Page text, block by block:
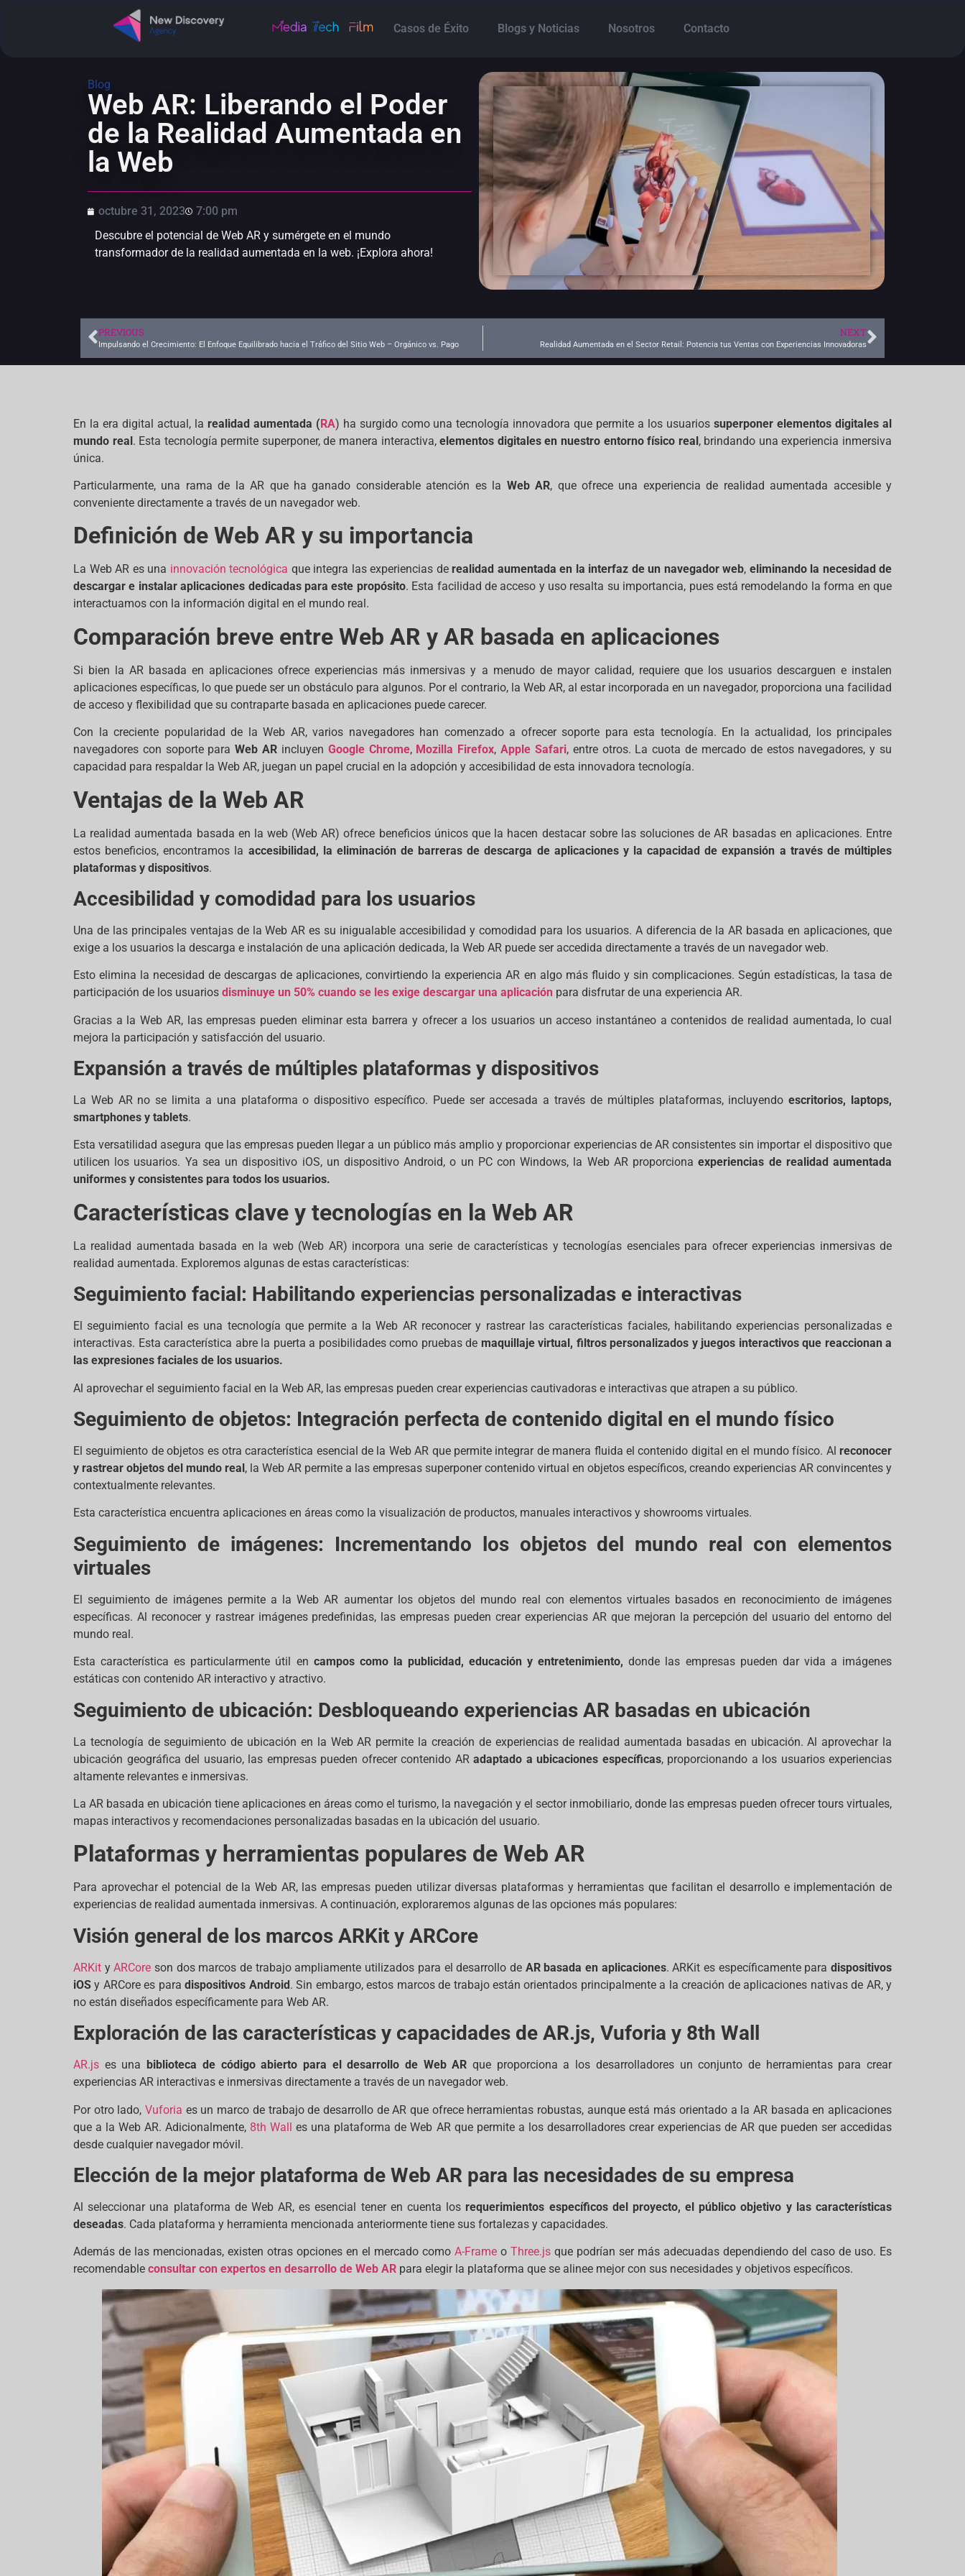
Casos de Éxito Blogs y Noticias Nosotros Contacto
Blog
Web AR: Liberando el Poder
de la Realidad Aumentada en
la Web
octubre 31, 2023
7:00 pm
Descubre el potencial de Web AR y sumérgete en el mundo
transformador de la realidad aumentada en la web. ¡Explora ahora!
PREVIOUS
Impulsando el Crecimiento: El Enfoque Equilibrado hacia el Tráfico del Sitio Web – Orgánico vs. Pago
NEXT
Realidad Aumentada en el Sector Retail: Potencia tus Ventas con Experiencias Innovadoras
En la era digital actual, la realidad aumentada (RA) ha surgido como una tecnología innovadora que permite a los usuariossuperponer elementos digitales al
mundo real. Esta tecnología permite superponer, de manera interactiva,elementos digitales en nuestro entorno físico real, brindando una experiencia inmersiva
única.
Particularmente, una rama de la AR que ha ganado considerable atención es la Web AR, que ofrece una experiencia de realidad aumentada accesible y
conveniente directamente a través de un navegador web.
Definición de Web AR y su importancia
La Web AR es una innovación tecnológica que integra las experiencias de realidad aumentada en la interfaz de un navegador web, eliminando la necesidad de
descargar e instalar aplicaciones dedicadas para este propósito. Esta facilidad de acceso y uso resalta su importancia, pues está remodelando la forma en que
interactuamos con la información digital en el mundo real.
Comparación breve entre Web AR y AR basada en aplicaciones
Si bien la AR basada en aplicaciones ofrece experiencias más inmersivas y a menudo de mayor calidad, requiere que los usuarios descarguen e instalen
aplicaciones específicas, lo que puede ser un obstáculo para algunos. Por el contrario, la Web AR, al estar incorporada en un navegador, proporciona una facilidad
de acceso y flexibilidad que su contraparte basada en aplicaciones puede carecer.
Con la creciente popularidad de la Web AR, varios navegadores han comenzado a ofrecer soporte para esta tecnología. En la actualidad, los principales
navegadores con soporte paraWeb AR incluyen Google Chrome, Mozilla Firefox,Apple Safari, entre otros. La cuota de mercado de estos navegadores, y su
capacidad para respaldar la Web AR, juegan un papel crucial en la adopción y accesibilidad de esta innovadora tecnología.
Ventajas de la Web AR
La realidad aumentada basada en la web (Web AR) ofrece beneficios únicos que la hacen destacar sobre las soluciones de AR basadas en aplicaciones. Entre
estos beneficios, encontramos la accesibilidad, la eliminación de barreras de descarga de aplicaciones y la capacidad de expansión a través de múltiples
plataformas y dispositivos.
Accesibilidad y comodidad para los usuarios
Una de las principales ventajas de la Web AR es su inigualable accesibilidad y comodidad para los usuarios. A diferencia de la AR basada en aplicaciones, que
exige a los usuarios la descarga e instalación de una aplicación dedicada, la Web AR puede ser accedida directamente a través de un navegador web.
Esto elimina la necesidad de descargas de aplicaciones, convirtiendo la experiencia AR en algo más fluido y sin complicaciones. Según estadísticas, la tasa de
participación de los usuarios disminuye un 50% cuando se les exige descargar una aplicación para disfrutar de una experiencia AR.
Gracias a la Web AR, las empresas pueden eliminar esta barrera y ofrecer a los usuarios un acceso instantáneo a contenidos de realidad aumentada, lo cual
mejora la participación y satisfacción del usuario.
Expansión a través de múltiples plataformas y dispositivos
La Web AR no se limita a una plataforma o dispositivo específico. Puede ser accesada a través de múltiples plataformas, incluyendoescritorios, laptops,
smartphones y tablets.
Esta versatilidad asegura que las empresas pueden llegar a un público más amplio y proporcionar experiencias de AR consistentes sin importar el dispositivo que
utilicen los usuarios. Ya sea un dispositivo iOS, un dispositivo Android, o un PC con Windows, la Web AR proporcionaexperiencias de realidad aumentada
uniformes y consistentes para todos los usuarios.
Características clave y tecnologías en la Web AR
La realidad aumentada basada en la web (Web AR) incorpora una serie de características y tecnologías esenciales para ofrecer experiencias inmersivas de
realidad aumentada. Exploremos algunas de estas características:
Seguimiento facial: Habilitando experiencias personalizadas e interactivas
El seguimiento facial es una tecnología que permite a la Web AR reconocer y rastrear las características faciales, habilitando experiencias personalizadas e
interactivas. Esta característica abre la puerta a posibilidades como pruebas de maquillaje virtual, filtros personalizados y juegos interactivos que reaccionan a
las expresiones faciales de los usuarios.
Al aprovechar el seguimiento facial en la Web AR, las empresas pueden crear experiencias cautivadoras e interactivas que atrapen a su público.
Seguimiento de objetos: Integración perfecta de contenido digital en el mundo físico
El seguimiento de objetos es otra característica esencial de la Web AR que permite integrar de manera fluida el contenido digital en el mundo físico. Al reconocer
y rastrear objetos del mundo real, la Web AR permite a las empresas superponer contenido virtual en objetos específicos, creando experiencias AR convincentes y
contextualmente relevantes.
Esta característica encuentra aplicaciones en áreas como la visualización de productos, manuales interactivos y showrooms virtuales.
Seguimiento de imágenes: Incrementando los objetos del mundo real con elementos
virtuales
El seguimiento de imágenes permite a la Web AR aumentar los objetos del mundo real con elementos virtuales basados en reconocimiento de imágenes
específicas. Al reconocer y rastrear imágenes predefinidas, las empresas pueden crear experiencias AR que mejoran la percepción del usuario del entorno del
mundo real.
Esta característica es particularmente útil en campos como la publicidad, educación y entretenimiento,donde las empresas pueden dar vida a imágenes
estáticas con contenido AR interactivo y atractivo.
Seguimiento de ubicación: Desbloqueando experiencias AR basadas en ubicación
La tecnología de seguimiento de ubicación en la Web AR permite la creación de experiencias de realidad aumentada basadas en ubicación. Al aprovechar la
ubicación geográfica del usuario, las empresas pueden ofrecer contenido AR adaptado a ubicaciones específicas, proporcionando a los usuarios experiencias
altamente relevantes e inmersivas.
La AR basada en ubicación tiene aplicaciones en áreas como el turismo, la navegación y el sector inmobiliario, donde las empresas pueden ofrecer tours virtuales,
mapas interactivos y recomendaciones personalizadas basadas en la ubicación del usuario.
Plataformas y herramientas populares de Web AR
Para aprovechar el potencial de la Web AR, las empresas pueden utilizar diversas plataformas y herramientas que facilitan el desarrollo e implementación de
experiencias de realidad aumentada inmersivas. A continuación, exploraremos algunas de las opciones más populares:
Visión general de los marcos ARKit y ARCore
ARKit yARCoreson dos marcos de trabajo ampliamente utilizados para el desarrollo de AR basada en aplicaciones. ARKit es específicamente paradispositivos
iOSy ARCore es paradispositivos Android. Sin embargo, estos marcos de trabajo están orientados principalmente a la creación de aplicaciones nativas de AR, y
no están diseñados específicamente para Web AR.
Exploración de las características y capacidades de AR.js, Vuforia y 8th Wall
AR.js es una biblioteca de código abierto para el desarrollo de Web ARque proporciona a los desarrolladores un conjunto de herramientas para crear
experiencias AR interactivas e inmersivas directamente a través de un navegador web.
Por otro lado,Vuforia es un marco de trabajo de desarrollo de AR que ofrece herramientas robustas, aunque está más orientado a la AR basada en aplicaciones
que a la Web AR. Adicionalmente, 8th Walles una plataforma de Web AR que permite a los desarrolladores crear experiencias de AR que pueden ser accedidas
desde cualquier navegador móvil.
Elección de la mejor plataforma de Web AR para las necesidades de su empresa
Al seleccionar una plataforma de Web AR, es esencial tener en cuenta los requerimientos específicos del proyecto, el público objetivo y las características
deseadas. Cada plataforma y herramienta mencionada anteriormente tiene sus fortalezas y capacidades.
Además de las mencionadas, existen otras opciones en el mercado como A-Frame o Three.js que podrían ser más adecuadas dependiendo del caso de uso. Es
recomendable consultar con expertos en desarrollo de Web AR para elegir la plataforma que se alinee mejor con sus necesidades y objetivos específicos.